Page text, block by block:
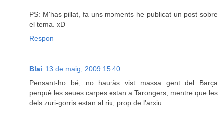
PS: M'has pillat, fa uns moments he publicat un post sobre
el tema. xD
Respon
Blai 13 de maig, 2009 15:40
Pensant-ho bé, no hauràs vist massa gent del Barça
perquè les seues carpes estan a Tarongers, mentre que les
dels zuri-gorris estan al riu, prop de l'arxiu.